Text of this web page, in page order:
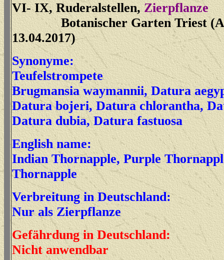
VI- IX, Ruderalstellen,Zierpflanze
Botanischer Garten Triest
13.04.2017)
Synonyme:
Teufelstrompete
Brugmansia waymannii, Datura
Datura bojeri, Datura chlorantha,
Datura dubia, Datura fastuosa
English name:
Indian Thornapple, Purple
Thornapple
Verbreitung in Deutschland:
Nur als Zierpflanze
Gefährdung in Deutschland:
Nicht anwendbar